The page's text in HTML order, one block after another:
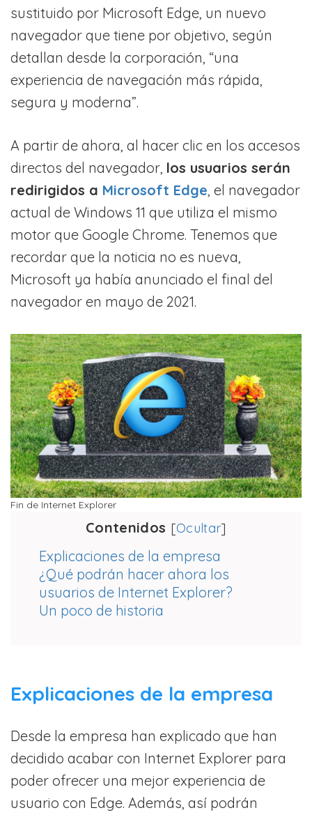
sustituido por Microsoft Edge, un nuevo
navegador que tiene por objetivo, según
detallan desde la corporación, “una
experiencia de navegación más rápida,
segura y moderna”.
A partir de ahora, al hacer clic en los accesos
directos del navegador, los usuarios serán
redirigidos a Microsoft Edge , el navegador
actual de Windows 11 que utiliza el mismo
motor que Google Chrome. Tenemos que
recordar que la noticia no es nueva,
Microsoft ya había anunciado el final del
navegador en mayo de 2021.
Fin de Internet Explorer
Contenidos [Ocultar]
Explicaciones de la empresa
¿Qué podrán hacer ahora los
usuarios de Internet Explorer?
Un poco de historia
Explicaciones de la empresa
Desde la empresa han explicado que han
decidido acabar con Internet Explorer para
poder ofrecer una mejor experiencia de
usuario con Edge. Además, así podrán